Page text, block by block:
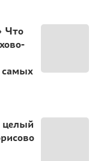
Что
самых
целый